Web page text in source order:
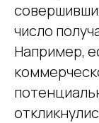
число
Например,